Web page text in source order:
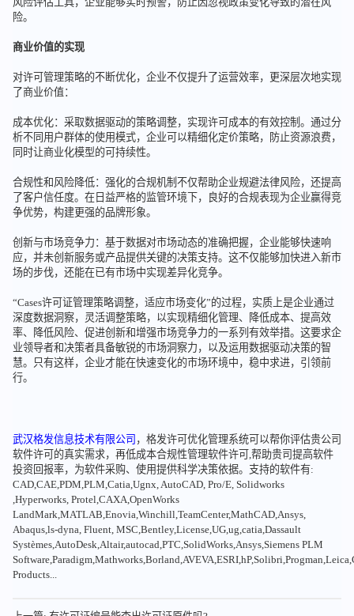
险。
商业价值的实现
对许可管理策略的不断优化，企业不仅提升了运营效率，更深层次地实现
了商业价值：
成本优化：采取数据驱动的策略调整，实现许可成本的有效控制。通过分
析不同用户群体的使用模式，企业可以精细化定价策略，防止资源浪费，
同时让商业化模型的可持续性。
合规性和风险降低：强化的合规机制不仅帮助企业规避法律风险，还提高
了客户信任度。在日益严格的监管环境下，良好的合规表现为企业赢得竞
争优势，构建更强的品牌形象。
创新与市场竞争力：基于数据对市场动态的准确把握，企业能够快速响
应，并未创新服务或产品提供关键的决策支持。这不仅能够加快进入新市
场的步伐，还能在已有市场中实现差异化竞争。
“Cases许可证管理策略调整，适应市场变化”的过程，实质上是企业通过
深度数据洞察，灵活调整策略，以实现精细化管理、降低成本、提高效
率、降低风险、促进创新和增强市场竞争力的一系列有效举措。这要求企
业领导者和决策者具备敏锐的市场洞察力，以及运用数据驱动决策的智
慧。只有这样，企业才能在快速变化的市场环境中，稳中求进，引领前
行。
武汉格发信息技术有限公司 ，格发许可优化管理系统可以帮你评估贵公司
软件许可的真实需求，再低成本合规性管理软件许可,帮助贵司提高软件
投资回报率，为软件采购、使用提供科学决策依据。支持的软件有:
CAD,CAE,PDM,PLM,Catia,Ugnx, AutoCAD, Pro/E, Solidworks
,Hyperworks, Protel,CAXA,OpenWorks
LandMark,MATLAB,Enovia,Winchill,TeamCenter,MathCAD,Ansys,
Abaqus,ls-dyna, Fluent, MSC,Bentley,License,UG,ug,catia,Dassault
Systèmes,AutoDesk,Altair,autocad,PTC,SolidWorks,Ansys,Siemens PLM
Products...